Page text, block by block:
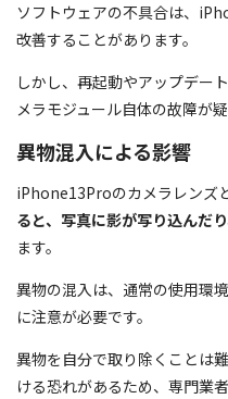
ソフトウェアの不具合は、
改善することがあります。
しかし、再起動やアップデー
メラモジュール自体の故障が疑
異物混入による影響
iPhone13Proのカメラレンズ
ると、写真に影が写り込んだ
ます。
異物の混入は、通常の使用環
に注意が必要です。
異物を自分で取り除くことは
ける恐れがあるため、専門業